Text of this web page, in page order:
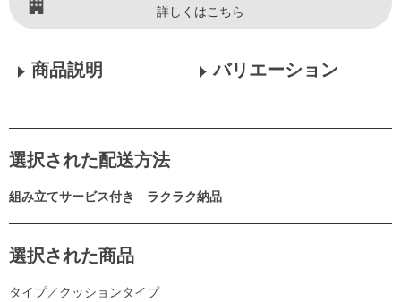
詳しくはこちら
商品説明 バリエーション
選択された配送方法
組み立てサービス付き ラクラク納品
選択された商品
タイプ／クッションタイプ